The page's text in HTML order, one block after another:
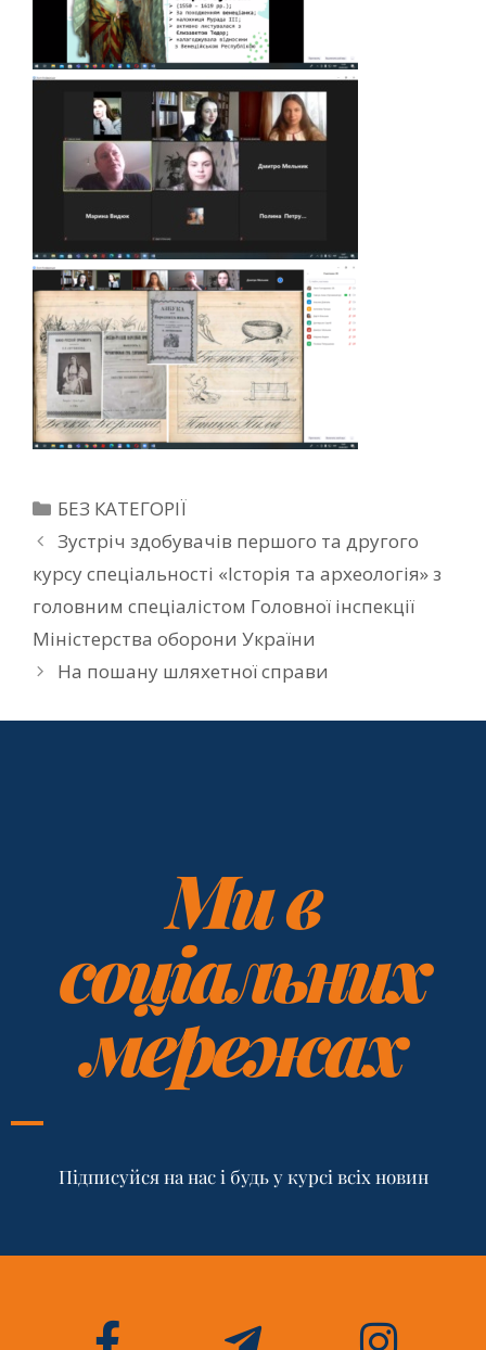
БЕЗ КАТЕГОРІЇ
Зустріч здобувачів першого та другого
курсу спеціальності «Історія та археологія» з
головним спеціалістом Головної інспекції
Міністерства оборони України
На пошану шляхетної справи
Ми в
соціальних
мережах
Підписуйся на нас і будь у курсі всіх новин